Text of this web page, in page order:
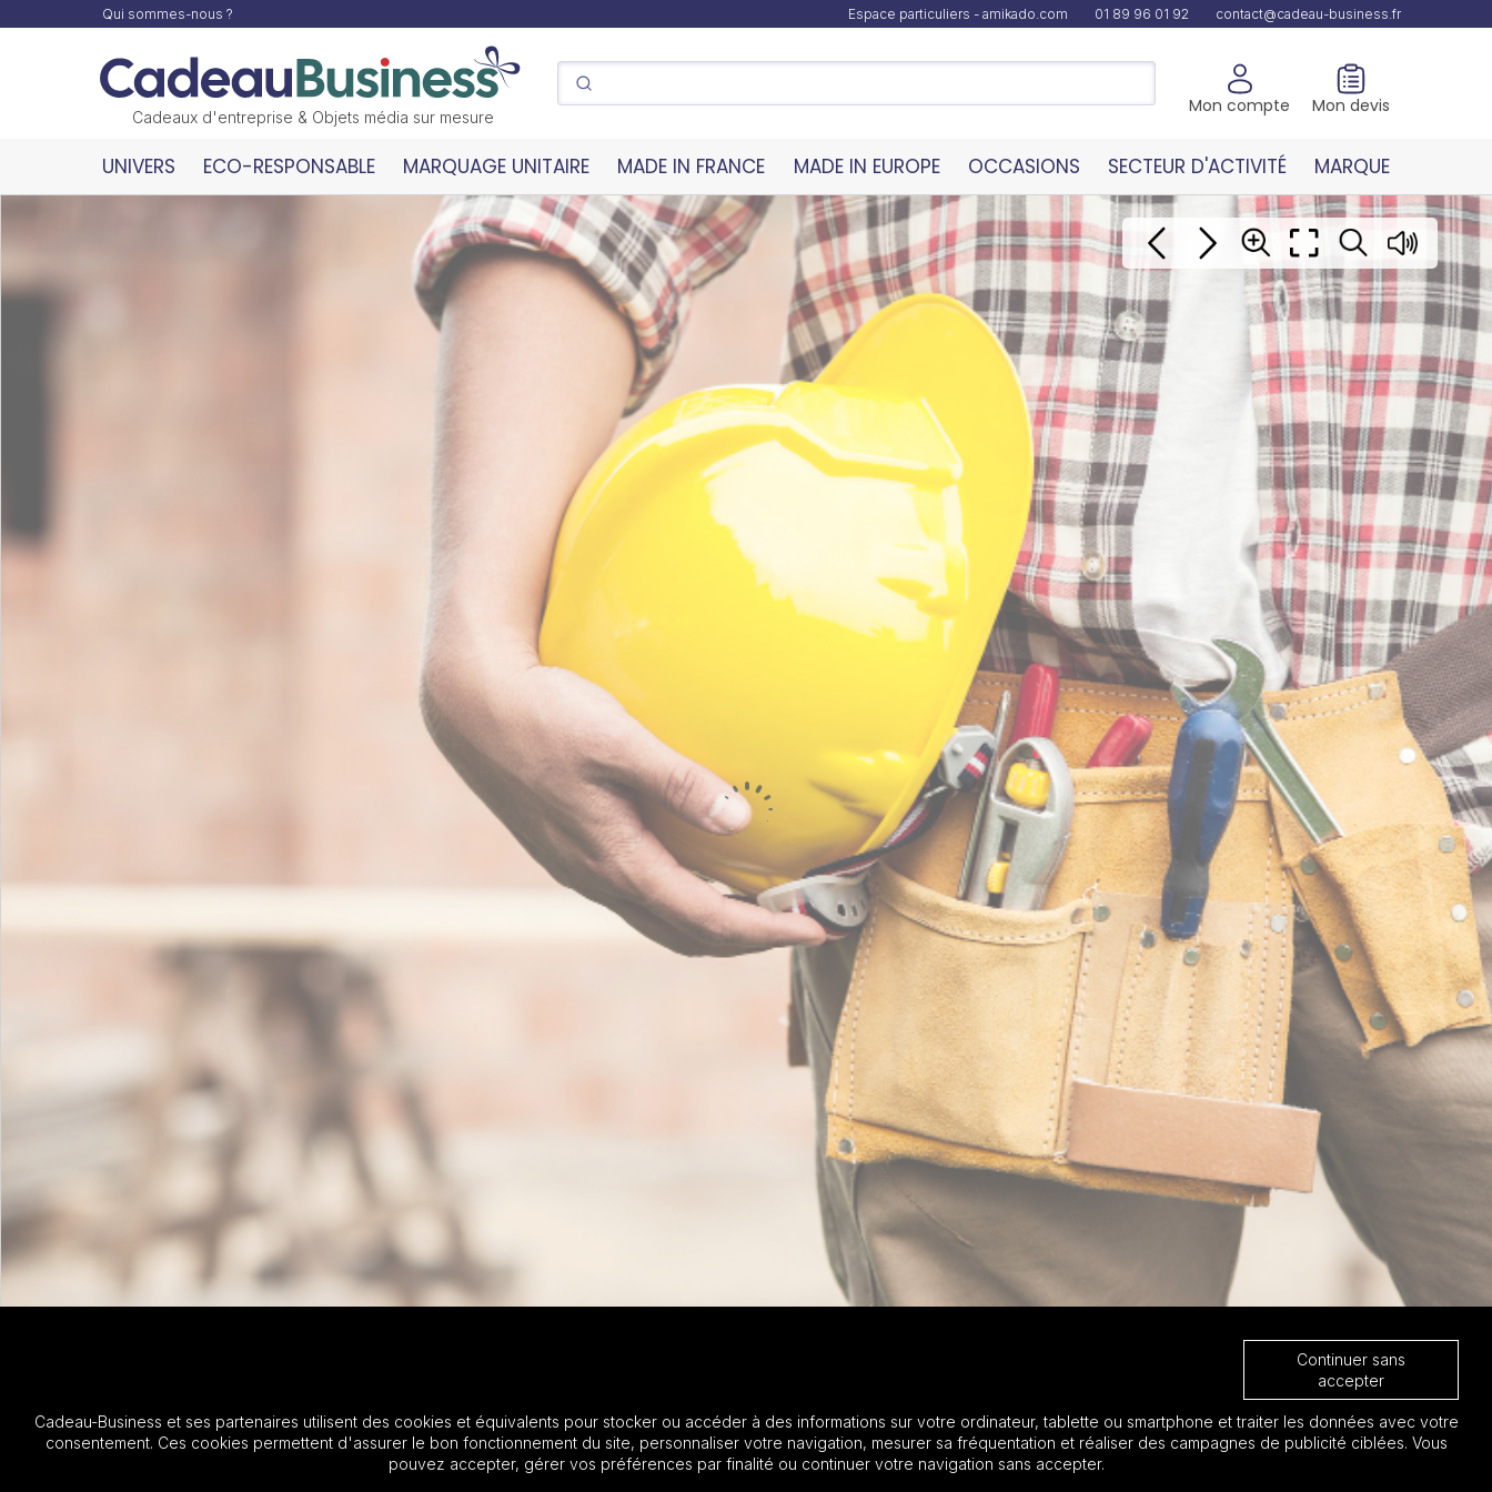
Qui sommes-nous ? Espace particuliers - amikado.com 01 89 96 01 92 contact@cadeau-business.fr
Cadeaux d'entreprise & Objets média sur mesure
Mon compte Mon devis
UNIVERS ECO-RESPONSABLE MARQUAGE UNITAIRE MADE IN FRANCE MADE IN EUROPE OCCASIONS SECTEUR D'ACTIVITÉ MARQUE
Continuer sans
accepter
Cadeau-Business et ses partenaires utilisent des cookies et équivalents pour stocker ou accéder à des informations sur votre ordinateur, tablette ou smartphone et traiter les données avec votre
consentement. Ces cookies permettent d'assurer le bon fonctionnement du site, personnaliser votre navigation, mesurer sa fréquentation et réaliser des campagnes de publicité ciblées. Vous
pouvez accepter, gérer vos préférences par finalité ou continuer votre navigation sans accepter.